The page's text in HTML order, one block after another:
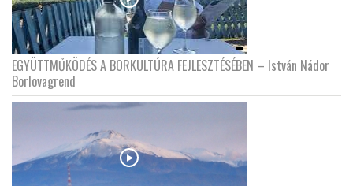
EGYÜTTMŰKÖDÉS A BORKULTÚRA FEJLESZTÉSÉBEN – István Nádor
Borlovagrend